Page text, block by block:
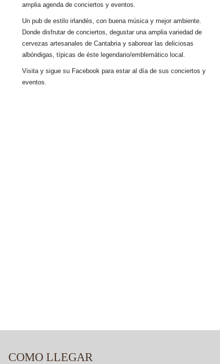
amplia agenda de conciertos y eventos.
Un pub de estilo irlandés, con buena música y mejor ambiente.
Donde disfrutar de conciertos, degustar una amplia variedad de
cervezas artesanales de Cantabria y saborear las deliciosas
albóndigas, típicas de éste legendario/emblemático local.
Visita y sigue su Facebook para estar al día de sus conciertos y
eventos.
COMO LLEGAR